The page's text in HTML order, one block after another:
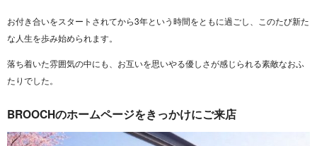
お付き合いをスタートされてから3年という時間をともに過ごし、このたび新た
な人生を歩み始められます。
落ち着いた雰囲気の中にも、お互いを思いやる優しさが感じられる素敵なおふ
たりでした。
BROOCHのホームページをきっかけにご来店